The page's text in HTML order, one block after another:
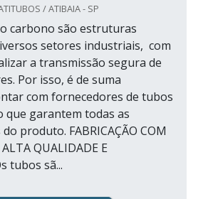
/ ATIBAIA - SP
carbono são estruturas
setores industriais, com
a transmissão segura de
Por isso, é de suma
com fornecedores de tubos
que garantem todas as
produto. FABRICAÇÃO COM
QUALIDADE E
tubos sã...